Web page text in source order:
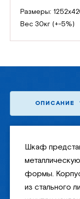
Размеры:
Вес 30кг (+-5%)
ОПИСАНИЕ
Шкаф
формы.
из стального